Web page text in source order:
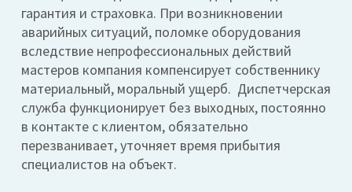
гарантия и страховка. При возникновении
аварийных ситуаций, поломке оборудования
вследствие непрофессиональных действий
мастеров компания компенсирует собственнику
материальный, моральный ущерб. Диспетчерская
служба функционирует без выходных, постоянно
в контакте с клиентом, обязательно
перезванивает, уточняет время прибытия
специалистов на объект.